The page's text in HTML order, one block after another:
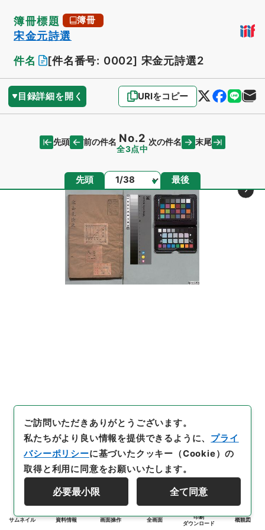
簿冊標題 簿冊
宋金元詩選
件名
[件名番号: 0002] 宋金元詩選2
目録詳細を開く URIをコピー
先頭 前の件名 No.2
全3点中
次の件名 末尾
先頭 ページ 最後
サムネイル 資料情報 画面操作 全画面
印刷
ダウンロード
概観図
ご訪問いただきありがとうございます。
私たちがより良い情報を提供できるように、 プライ
バシーポリシーに基づいたクッキー（Cookie）の
取得と利用に同意をお願いいたします。
必要最小限 全て同意